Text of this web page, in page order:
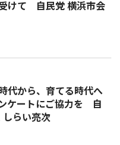
けて 自民党 横浜市会
代から、育てる時代へ
ケートにご協力を 自
しらい亮次